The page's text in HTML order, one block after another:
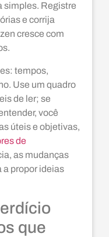
simples. Registre
e corrija
cresce com
tempos,
Use um quadro
de ler; se
você
úteis e objetivas,
de
as mudanças
a propor ideias
que